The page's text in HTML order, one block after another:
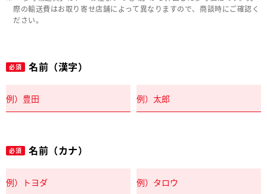
際の輸送費はお取り寄せ店舗によって異なりますので、商談時にご確認く
ださい。
必須 名前（漢字）
必須 名前（カナ）